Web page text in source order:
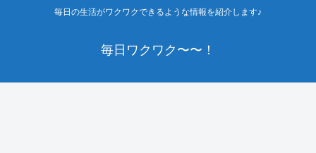
毎日の生活がワクワクできるような情報を紹介します♪
毎日ワクワク〜〜！